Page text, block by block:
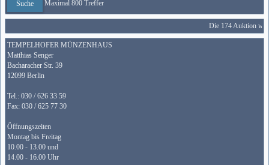
Maximal 800 Treffer
Die 174 Auktion
TEMPELHOFER MÜNZENHAUS
Matthias Senger
Bacharacher Str. 39
12099 Berlin
Tel.: 030 / 626 33 59
Fax: 030 / 625 77 30
Öffnungszeiten
Montag bis Freitag
10.00 - 13.00 und
14.00 - 16.00 Uhr